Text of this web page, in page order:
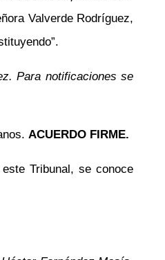
Valverde Rodríguez,
Para notificaciones se
ACUERDO FIRME.
Tribunal, se conoce